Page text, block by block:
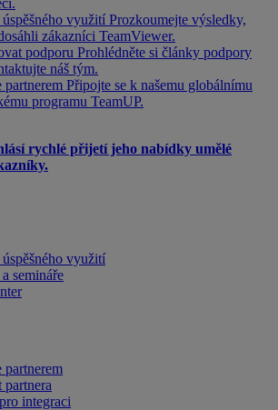
využití Prozkoumejte výsledky,
zákazníci TeamViewer.
podporu Prohlédněte si články podpory
náš tým.
partnerem Připojte se k našemu globálnímu
programu TeamUP.
rychlé přijetí jeho nabídky umělé
využití
semináře
partnerem
partnera
integraci